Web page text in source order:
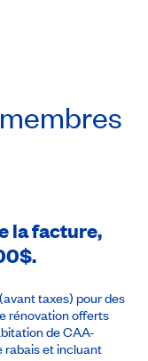
la facture,
taxes) pour des
rénovation offerts
de CAA-
rabais et incluant